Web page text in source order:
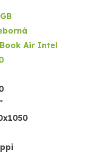
Air Intel